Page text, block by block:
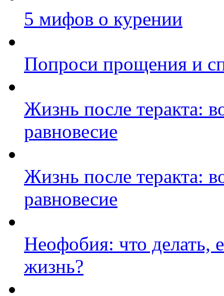
5 мифов о курении
Попроси прощения и
Жизнь после теракта:
равновесие
Жизнь после теракта:
равновесие
Неофобия: что делать,
жизнь?